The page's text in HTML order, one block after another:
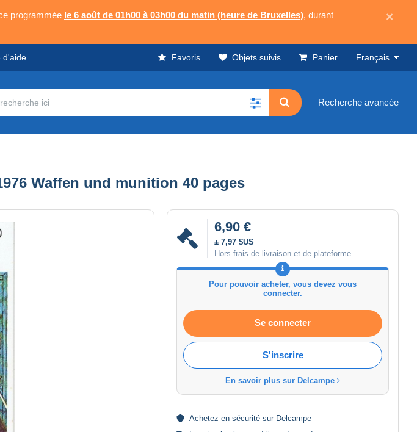
programmée le 6 août de 01h00 à 03h00 du matin (heure de Bruxelles), durant
×
d'aide Favoris Objets suivis Panier Français
Recherche avancée
Waffen und munition 40 pages
6,90 €
± 7,97 $US
Hors frais de livraison et de plateforme
Pour pouvoir acheter, vous devez vous
connecter.
Se connecter
S'inscrire
En savoir plus sur Delcampe
Achetez en sécurité sur Delcampe